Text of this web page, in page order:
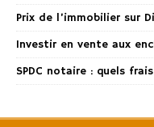
Prix de l’immobilier sur
Investir en vente aux
SPDC notaire : quels